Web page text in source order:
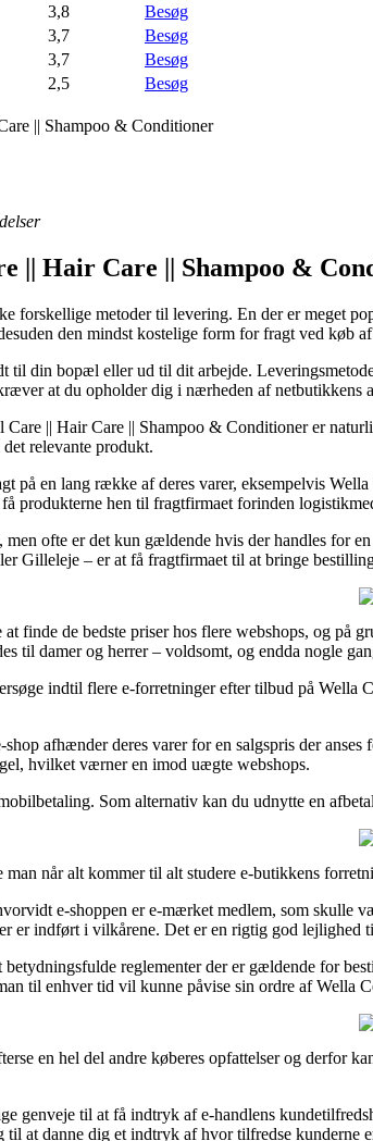
3,8
Besøg
3,7
Besøg
3,7
Besøg
2,5
Besøg
|| Shampoo & Conditioner
|| Hair Care || Shampoo &
forskellige metoder til levering. En der er meget
den mindst kostelige form for fragt ved køb
til din bopæl eller ud til dit arbejde.
at du opholder dig i nærheden af netbutikkens
|| Hair Care || Shampoo & Conditioner er
relevante produkt.
på en lang række af deres varer, eksempelvis
produkterne hen til fragtfirmaet forinden
ofte er det kun gældende hvis der handles
Gilleleje – er at få fragtfirmaet til at bringe
finde de bedste priser hos flere webshops, og
til damer og herrer – voldsomt, og endda nogle
indtil flere e-forretninger efter tilbud på
afhænder deres varer for en salgspris der
hvilket værner en imod uægte webshops.
Som alternativ kan du udnytte en
når alt kommer til alt studere e-butikkens
e-shoppen er e-mærket medlem, som skulle
er indført i vilkårene. Det er en rigtig god
reglementer der er gældende for
til enhver tid vil kunne påvise sin ordre af
en hel del andre køberes opfattelser og derfor
genveje til at få indtryk af e-handlens
til at danne dig et indtryk af hvor tilfredse kunderne